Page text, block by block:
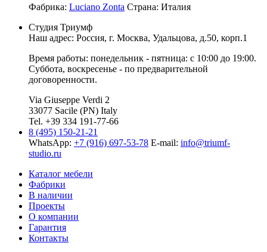
Фабрика: Luciano Zonta Страна: Италия
Студия Триумф
Наш адрес: Россия, г. Москва, Удальцова, д.50, корп.1
Время работы: понедельник - пятница: с 10:00 до 19:00.
Суббота, воскресенье - по предварительной
договоренности.
Via Giuseppe Verdi 2
33077 Sacile (PN) Italy
Tel. +39 334 191-77-66
8 (495) 150-21-21
WhatsApp: +7 (916) 697-53-78 E-mail: info@triumf-
studio.ru
Каталог мебели
Фабрики
В наличии
Проекты
О компании
Гарантия
Контакты